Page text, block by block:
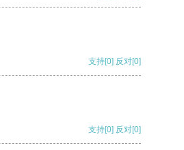
支持[0] 反对[0]
支持[0] 反对[0]